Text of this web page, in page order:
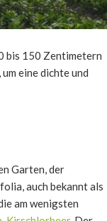
gegen
bis 150 Zentimetern
eine dichte und
Garten, der
auch bekannt als
am wenigsten